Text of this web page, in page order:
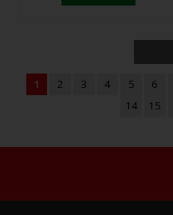
1 2 3 4 5 6
14
15